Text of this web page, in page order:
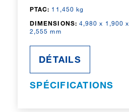
PTAC: 11,450 kg
DIMENSIONS: 4,980 x 1,900 x
2,555 mm
DÉTAILS
SPÉCIFICATIONS